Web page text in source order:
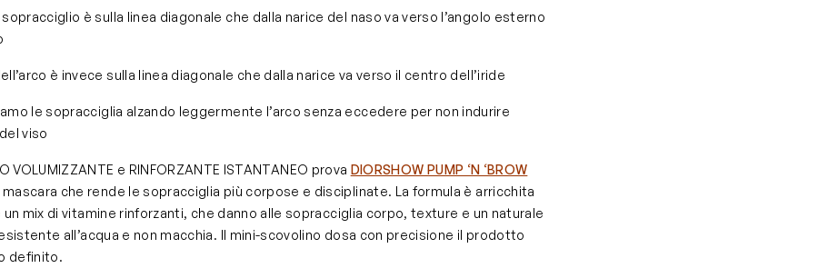
sopracciglio è sulla linea diagonale che dalla narice del naso va verso l’angolo esterno
è invece sulla linea diagonale che dalla narice va verso il centro dell’iride
le sopracciglia alzando leggermente l’arco senza eccedere per non indurire
viso
VOLUMIZZANTE e RINFORZANTE ISTANTANEO prova DIORSHOW PUMP ‘N ‘BROW
mascara che rende le sopracciglia più corpose e disciplinate. La formula è arricchita
mix di vitamine rinforzanti, che danno alle sopracciglia corpo, texture e un naturale
all’acqua e non macchia. Il mini-scovolino dosa con precisione il prodotto
definito.